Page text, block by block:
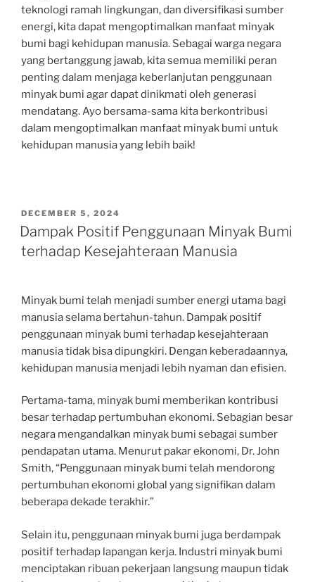
teknologi ramah lingkungan, dan diversifikasi sumber
energi, kita dapat mengoptimalkan manfaat minyak
bumi bagi kehidupan manusia. Sebagai warga negara
yang bertanggung jawab, kita semua memiliki peran
penting dalam menjaga keberlanjutan penggunaan
minyak bumi agar dapat dinikmati oleh generasi
mendatang. Ayo bersama-sama kita berkontribusi
dalam mengoptimalkan manfaat minyak bumi untuk
kehidupan manusia yang lebih baik!
POSTED
ON
DECEMBER 5, 2024
Dampak Positif Penggunaan Minyak Bumi
terhadap Kesejahteraan Manusia
Minyak bumi telah menjadi sumber energi utama bagi
manusia selama bertahun-tahun. Dampak positif
penggunaan minyak bumi terhadap kesejahteraan
manusia tidak bisa dipungkiri. Dengan keberadaannya,
kehidupan manusia menjadi lebih nyaman dan efisien.
Pertama-tama, minyak bumi memberikan kontribusi
besar terhadap pertumbuhan ekonomi. Sebagian besar
negara mengandalkan minyak bumi sebagai sumber
pendapatan utama. Menurut pakar ekonomi, Dr. John
Smith, “Penggunaan minyak bumi telah mendorong
pertumbuhan ekonomi global yang signifikan dalam
beberapa dekade terakhir.”
Selain itu, penggunaan minyak bumi juga berdampak
positif terhadap lapangan kerja. Industri minyak bumi
menciptakan ribuan pekerjaan langsung maupun tidak